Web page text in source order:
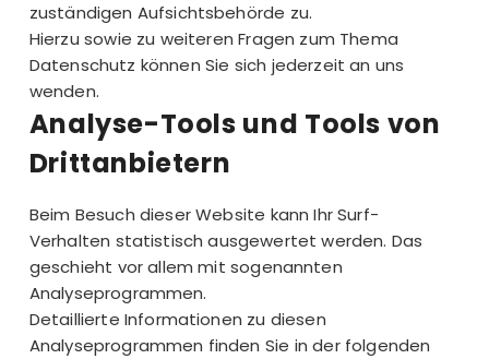
zuständigen Aufsichtsbehörde zu.
Hierzu sowie zu weiteren Fragen zum Thema
Datenschutz können Sie sich jederzeit an uns
wenden.
Analyse-Tools und Tools von
Dritt­anbietern
Beim Besuch dieser Website kann Ihr Surf-
Verhalten statistisch ausgewertet werden. Das
geschieht vor allem mit sogenannten
Analyseprogrammen.
Detaillierte Informationen zu diesen
Analyseprogrammen finden Sie in der folgenden